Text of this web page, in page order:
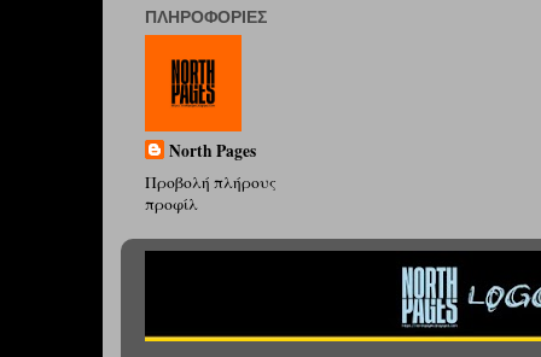
ΠΛΗΡΟΦΟΡΊΕΣ
North Pages
Προβολή πλήρους
προφίλ